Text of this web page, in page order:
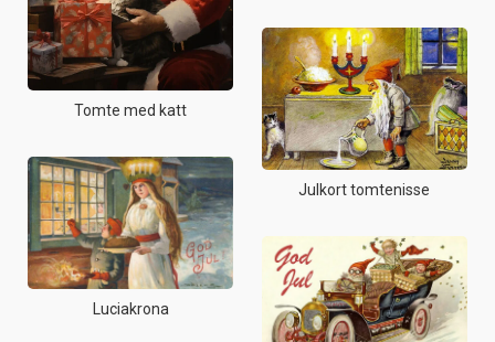
Tomte med katt
Luciakrona
Julkort tomtenisse